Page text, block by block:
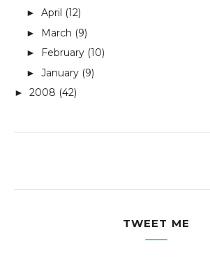
► April (12)
► March (9)
► February (10)
► January (9)
► 2008 (42)
TWEET ME